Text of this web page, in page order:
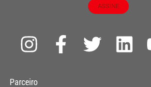
ASSINE
I
s
F
a
T
L
Parceiro